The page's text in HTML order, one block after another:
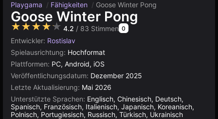
Playgama / Fähigkeiten / Goose Winter Pong
Goose Winter Pong
★★★★★ 4.2 / 83 Stimmen 0
Entwickler: Rostislav
Spielausrichtung: Hochformat
Plattformen: PC, Android, iOS
Veröffentlichungsdatum: Dezember 2025
Letzte Aktualisierung: Mai 2026
Unterstützte Sprachen: Englisch, Chinesisch, Deutsch,
Spanisch, Französisch, Italienisch, Japanisch, Koreanisch,
Polnisch, Portugiesisch, Russisch, Türkisch, Ukrainisch